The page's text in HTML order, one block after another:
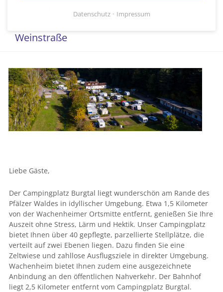
Weinstraße
Liebe Gäste,
Der Campingplatz Burgtal liegt wunderschön am Rande des
Pfälzer Waldes in idyllischer Umgebung. Etwa 1,5 Kilometer
von der Wachenheimer Ortsmitte entfernt, genießen Sie Ihre
Auszeit ohne Stress, Lärm und Hektik. Unser Campingplatz
bietet Ihnen über 40 gepflegte, parzellierte Stellplätze, die
verteilt auf zwei Ebenen liegen. Dazu finden Sie eine
Zeltwiese und zahllose Ausflugsziele in direkter Umgebung.
Wachenheim bietet Ihnen zudem eine ausgezeichnete
Anbindung an den öffentlichen Nahverkehr. Der Bahnhof
liegt 2,5 Kilometer entfernt vom Campingplatz Burgtal.
Datenschutz Impressum